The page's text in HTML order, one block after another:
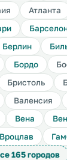
Атланта
Берлин
Бордо
Бристоль
Валенсия
Вена
Вроцлав
165 городов